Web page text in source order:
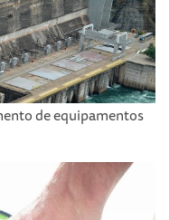
de equipamentos